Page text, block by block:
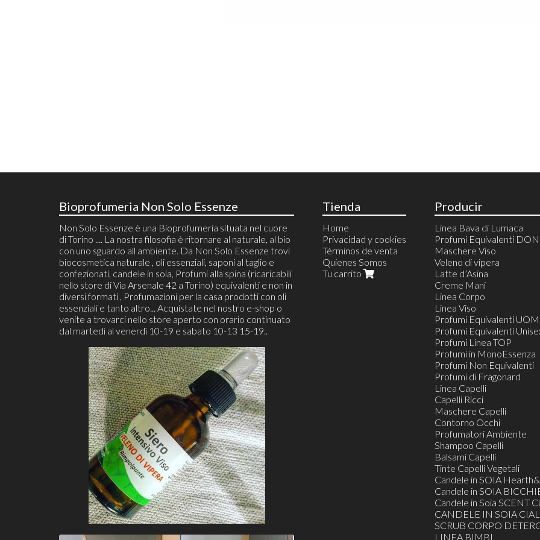
Bioprofumeria Non Solo Essenze
Non Solo Essenze è una Bioprofumeria situata nel cuore
di Torino .... La nostra filosofia è ritornare al naturale, al bio
con uno sguardo all ambiente. Da Non Solo Essenze trovi
biocosmetica naturale , oli essenziali, saponi al taglio e
confezionati, candele in soia, Profumi alla spina (ricaricabili
nello store di Via Arsenale 42 a Torino) equivalenti e non in
diversi formati , Profumazioni per la casa prodotti con oli
essenziali e tanto altro... Acquistate nel nostro e-shop o
venite a trovarci nello store aperto con orario continuato
dal martedì al venerdì 10-19 e sabato 10-13 15-19..
Tienda
Home
Privacidad y cookies
Términos de venta
Quienes Somos
Tu carrito
Producir
Linea Bava di Lumaca
Profumi Equivalenti
Maschere Viso
Veleno di vipera
Latte d’Asina
Creme Mani
Linea Corpo
Linea Viso
Profumi Equivalenti
Profumi Equivalenti
Profumi Linea TOP
Profumi in MonoEssenza
Profumi Non Equivalenti
Profumi di Fragonard
Linea Capelli
Capelli Ricci
Maschere Capelli
Contorno Occhi
Profumatori Ambiente
Shampoo Capelli
Balsami Capelli
Tinte Capelli Vegetali
Candele in SOIA
Candele in SOIA
Candele in Soia SCENT
CANDELE IN SOIA
SCRUB CORPO
LINEA BIMBI